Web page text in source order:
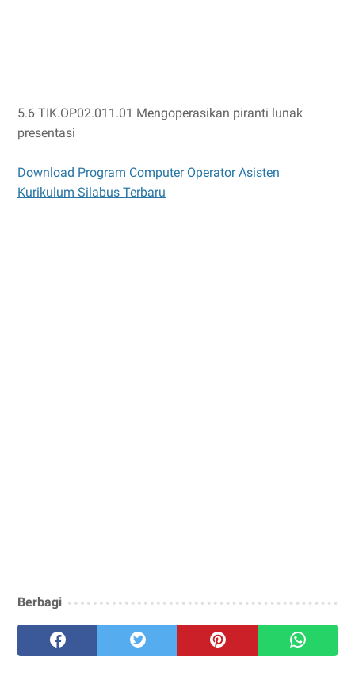
5.6 TIK.OP02.011.01 Mengoperasikan piranti lunak
presentasi
Download Program Computer Operator Asisten
Kurikulum Silabus Terbaru
Berbagi